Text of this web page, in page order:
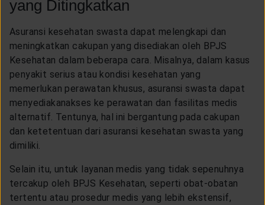
yang Ditingkatkan
Asuransi kesehatan swasta dapat melengkapi dan
meningkatkan cakupan yang disediakan oleh BPJS
Kesehatan dalam beberapa cara. Misalnya, dalam kasus
penyakit serius atau kondisi kesehatan yang
memerlukan perawatan khusus, asuransi swasta dapat
menyediakanakses ke perawatan dan fasilitas medis
alternatif. Tentunya, hal ini bergantung pada cakupan
dan ketetentuan dari asuransi kesehatan swasta yang
dimiliki.
Selain itu, untuk layanan medis yang tidak sepenuhnya
tercakup oleh BPJS Kesehatan, seperti obat-obatan
tertentu atau prosedur medis yang lebih ekstensif,